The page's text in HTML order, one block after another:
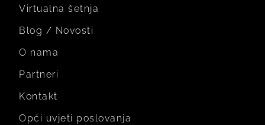
Virtualna šetnja
Blog / Novosti
O nama
Partneri
Kontakt
Opći uvjeti poslovanja